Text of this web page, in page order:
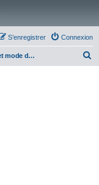
Connexion
S’enregistrer
Explication et mode d'utilisation du Forum